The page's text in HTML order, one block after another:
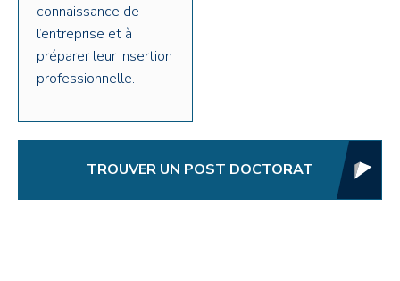
connaissance de
l’entreprise et à
préparer leur insertion
professionnelle.
TROUVER UN POST DOCTORAT